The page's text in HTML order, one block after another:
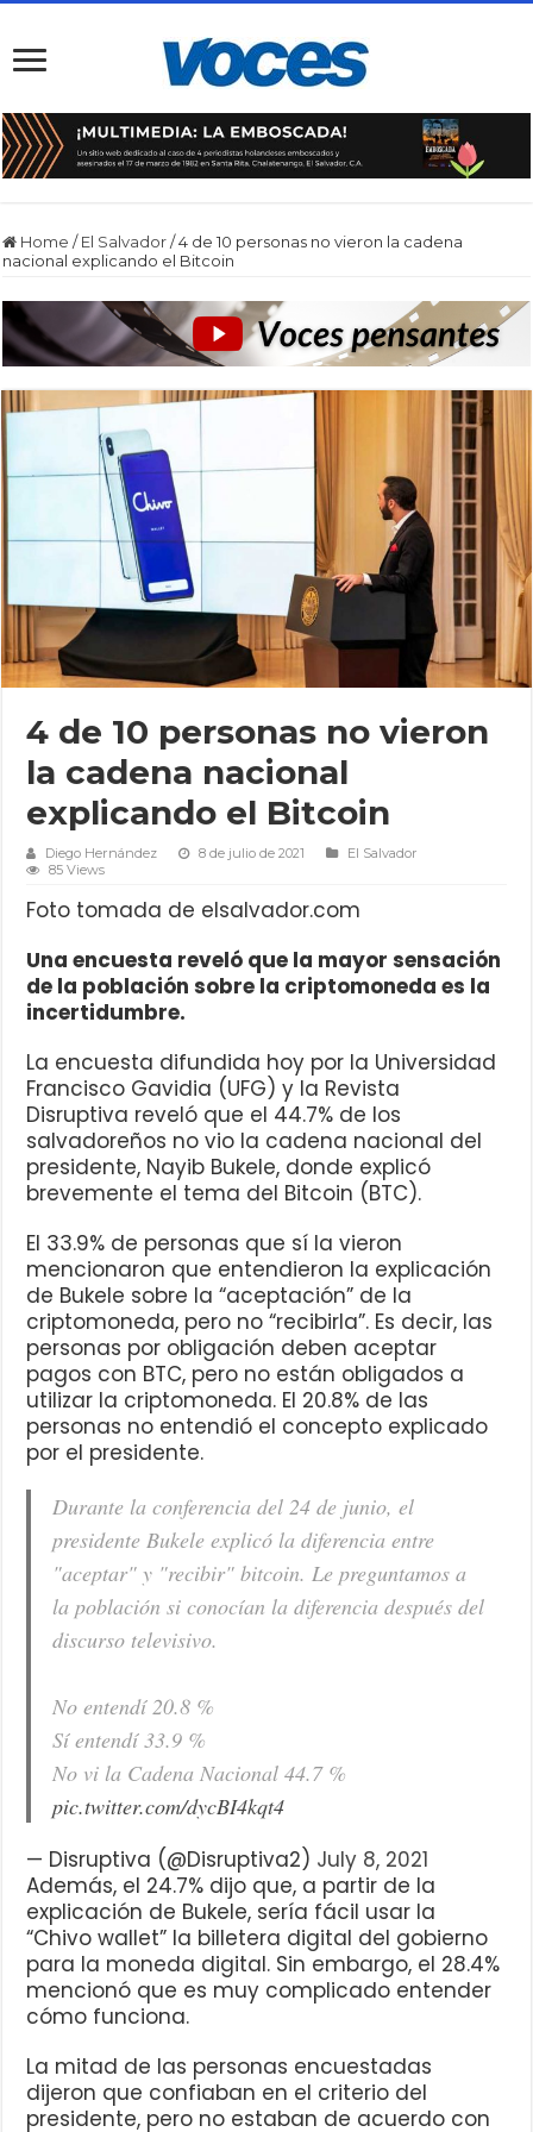
Home / El Salvador /4 de 10 personas no vieron la cadena
nacional explicando el Bitcoin
4 de 10 personas no vieron
la cadena nacional
explicando el Bitcoin
Diego Hernández 8 de julio de 2021
El Salvador
85 Views
Foto tomada de elsalvador.com
Una encuesta reveló que la mayor sensación
de la población sobre la criptomoneda es la
incertidumbre.
La encuesta difundida hoy por la Universidad
Francisco Gavidia (UFG) y la Revista
Disruptiva reveló que el 44.7% de los
salvadoreños no vio la cadena nacional del
presidente, Nayib Bukele, donde explicó
brevemente el tema del Bitcoin (BTC).
El 33.9% de personas que sí la vieron
mencionaron que entendieron la explicación
de Bukele sobre la “aceptación” de la
criptomoneda, pero no “recibirla”. Es decir, las
personas por obligación deben aceptar
pagos con BTC, pero no están obligados a
utilizar la criptomoneda. El 20.8% de las
personas no entendió el concepto explicado
por el presidente.
Durante la conferencia del 24 de junio, el
presidente Bukele explicó la diferencia entre
"aceptar" y "recibir" bitcoin. Le preguntamos a
la población si conocían la diferencia después del
discurso televisivo.
No entendí 20.8 %
Sí entendí 33.9 %
No vi la Cadena Nacional 44.7 %
pic.twitter.com/dycBI4kqt4
— Disruptiva (@Disruptiva2) July 8, 2021
Además, el 24.7% dijo que, a partir de la
explicación de Bukele, sería fácil usar la
“Chivo wallet” la billetera digital del gobierno
para la moneda digital. Sin embargo, el 28.4%
mencionó que es muy complicado entender
cómo funciona.
La mitad de las personas encuestadas
dijeron que confiaban en el criterio del
presidente, pero no estaban de acuerdo con